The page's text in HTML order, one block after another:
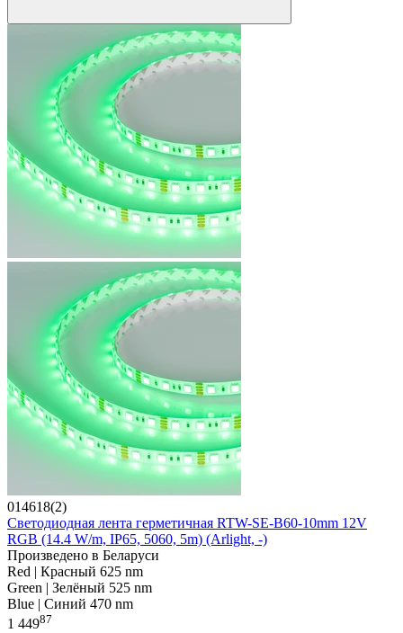
014618(2)
Светодиодная лента герметичная RTW-SE-B60-10mm 12V
RGB (14.4 W/m, IP65, 5060, 5m) (Arlight, -)
Произведено в Беларуси
Red | Красный 625 nm
Green | Зелёный 525 nm
Blue | Синий 470 nm
1 44987